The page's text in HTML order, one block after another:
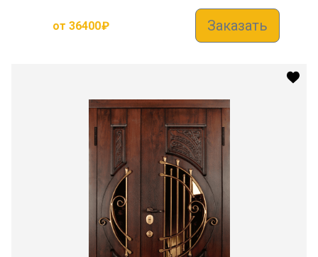
от 36400₽ Заказать